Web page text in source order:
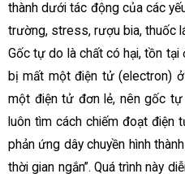
thành dưới tác động của các
trường, stress, rượu bia, thuốc
Gốc tự do là chất có hại, tồn
bị mất một điện tử (electron)
một điện tử đơn lẻ, nên gốc
luôn tìm cách chiếm đoạt điện
phản ứng dây chuyền hình
thời gian ngắn”. Quá trình này